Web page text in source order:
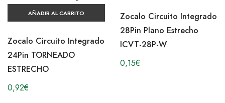
AÑADIR AL CARRITO
Zocalo Circuito Integrado
24Pin TORNEADO
ESTRECHO
0,92€
Zocalo Circuito Integrado
28Pin Plano Estrecho
ICVT-28P-W
0,15€